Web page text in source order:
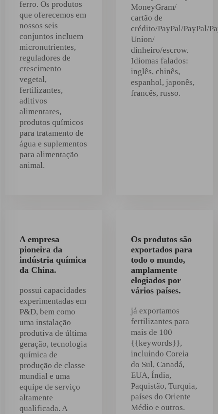
ferro. Os produtos
que oferecemos em
nossos seis
conjuntos incluem
micronutrientes,
reguladores de
crescimento
vegetal,
fertilizantes,
aditivos
alimentares,
produtos químicos
para tratamento de
água e suplementos
para alimentação
animal.
MoneyGram/
cartão de
crédito/PayPal/PayPal/
Union/
dinheiro/escrow.
Idiomas falados:
inglês, chinês,
espanhol, japonês,
francês, russo.
A empresa
pioneira da
indústria química
da China.
possui capacidades
experimentadas em
P&D, bem como
uma instalação
produtiva de última
geração, tecnologia
química de
produção de classe
mundial e uma
equipe de serviço
altamente
qualificada. A
Os produtos são
exportados para
todo o mundo,
amplamente
elogiados por
vários países.
já exportamos
fertilizantes para
mais de 100
{{keywords}},
incluindo Coreia
do Sul, Canadá,
EUA, Índia,
Paquistão, Turquia,
países do Oriente
Médio e outros.